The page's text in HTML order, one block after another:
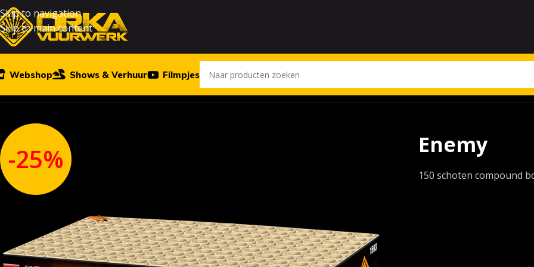
Skip to navigation
Skip to main content
Webshop Shows & Verhuur Filmpjes
-25% Enemy
150 schoten compound